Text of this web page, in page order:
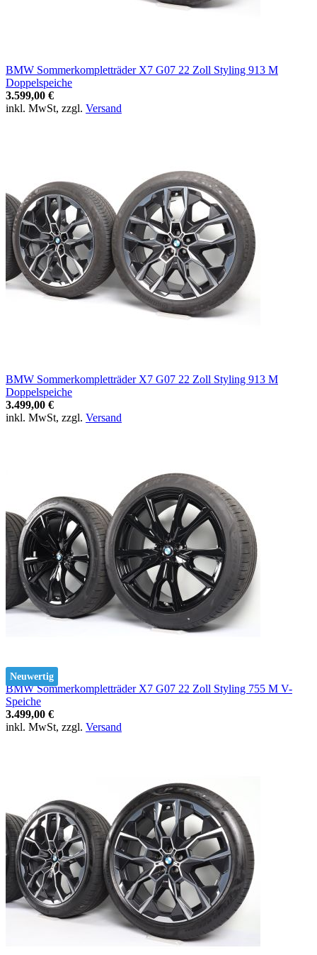
BMW Sommerkompletträder X7 G07 22 Zoll Styling 913 M
Doppelspeiche
3.599,00 €
inkl. MwSt, zzgl. Versand
BMW Sommerkompletträder X7 G07 22 Zoll Styling 913 M
Doppelspeiche
3.499,00 €
inkl. MwSt, zzgl. Versand
Neuwertig
BMW Sommerkompletträder X7 G07 22 Zoll Styling 755 M V-
Speiche
3.499,00 €
inkl. MwSt, zzgl. Versand